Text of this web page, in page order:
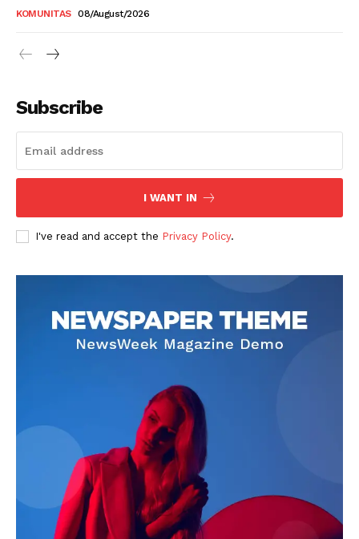
KOMUNITAS 08/August/2026
Subscribe
I WANT IN
I've read and accept the Privacy Policy.